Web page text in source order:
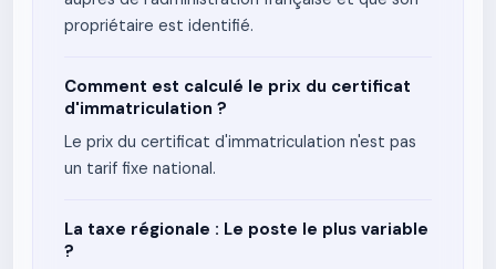
propriétaire est identifié.
Comment est calculé le prix du certificat
d'immatriculation ?
Le prix du certificat d'immatriculation n'est pas
un tarif fixe national.
La taxe régionale : Le poste le plus variable
?